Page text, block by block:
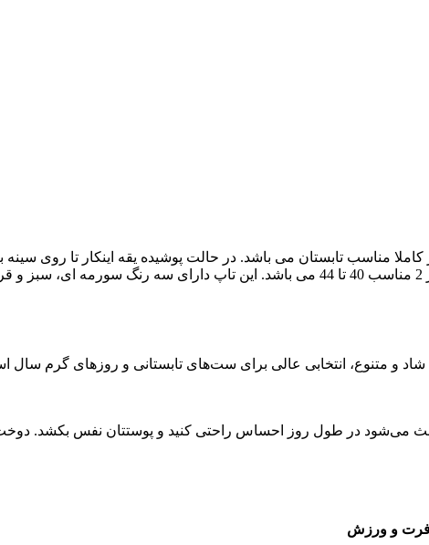
کاملا مناسب تابستان می باشد. در حالت پوشیده یقه اینکار تا روی
و متنوع، انتخابی عالی برای ست‌های تابستانی و روزهای گرم
می‌شود در طول روز احساس راحتی کنید و پوستتان نفس بکشد. دوخت
و ورزش